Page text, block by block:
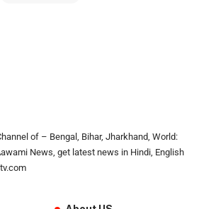
of – Bengal, Bihar, Jharkhand, World:
News, get latest news in Hindi, English